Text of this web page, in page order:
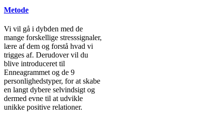
Metode
Vi vil gå i dybden med de
mange forskellige stresssignaler,
lære af dem og forstå hvad vi
trigges af. Derudover vil du
blive introduceret til
Enneagrammet og de 9
personlighedstyper, for at skabe
en langt dybere selvindsigt og
dermed evne til at udvikle
unikke positive relationer.